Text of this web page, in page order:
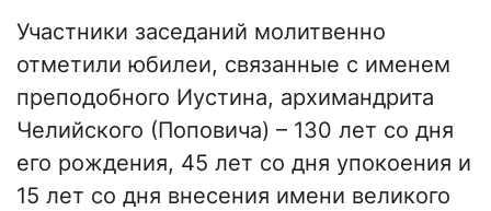
Участники заседаний молитвенно
отметили юбилеи, связанные с именем
преподобного Иустина, архимандрита
Челийского (Поповича) – 130 лет со дня
его рождения, 45 лет со дня упокоения и
15 лет со дня внесения имени великого